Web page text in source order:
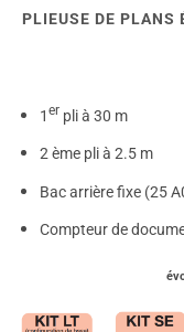
PLIEUSE DE PLANS
1 er pli à 30 m
2 ème pli à 2.5 m
Bac arrière fixe (25
Compteur de